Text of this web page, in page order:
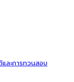
ละการทวนสอบ